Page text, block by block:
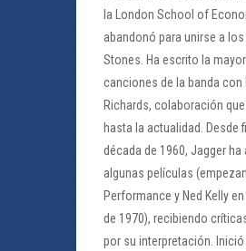
la London School of
abandonó para unirse a
Stones. Ha escrito la
canciones de la banda con
Richards, colaboración
hasta la actualidad. Desde
década de 1960, Jagger ha
algunas películas
Performance y Ned Kelly
de 1970), recibiendo
por su interpretación. Inició